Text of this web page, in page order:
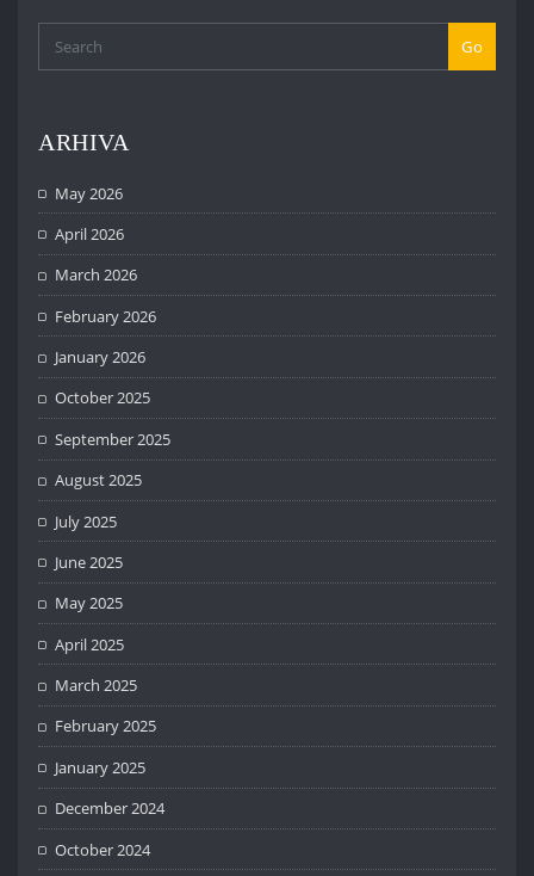
Go
ARHIVA
May 2026
April 2026
March 2026
February 2026
January 2026
October 2025
September 2025
August 2025
July 2025
June 2025
May 2025
April 2025
March 2025
February 2025
January 2025
December 2024
October 2024